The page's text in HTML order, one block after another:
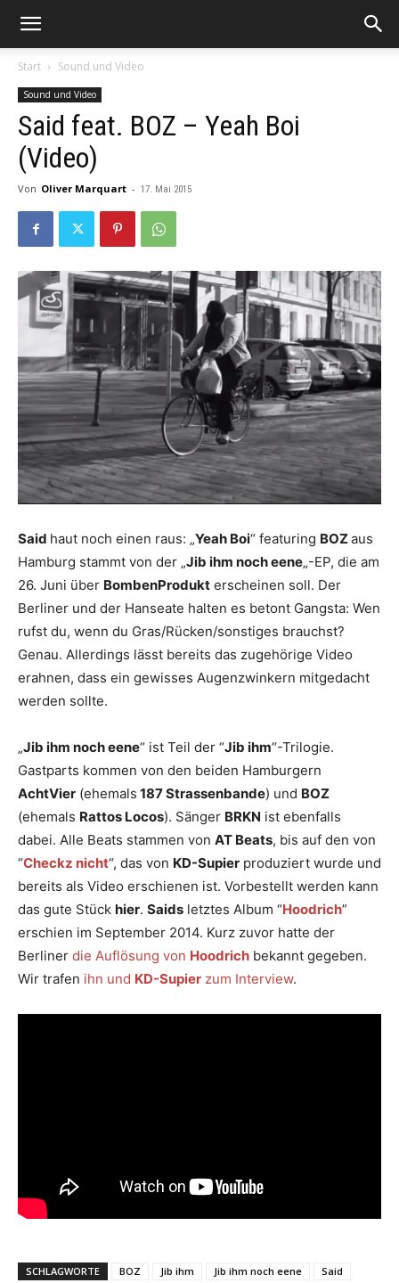
Start Sound und Video
Sound und Video
Said feat. BOZ – Yeah Boi
(Video)
Von Oliver Marquart - 17. Mai 2015
Said haut noch einen raus: „Yeah Boi“ featuring BOZaus
Hamburg stammt von der „Jib ihm noch eene„-EP, die am
26. Juni über BombenProdukt erscheinen soll. Der
Berliner und der Hanseate halten es betont Gangsta: Wen
rufst du, wenn du Gras/Rücken/sonstiges brauchst?
Genau. Allerdings lässt bereits das zugehörige Video
erahnen, dass ein gewisses Augenzwinkern mitgedacht
werden sollte.
„Jib ihm noch eene“ ist Teil der “Jib ihm“-Trilogie.
Gastparts kommen von den beiden Hamburgern
AchtVier (ehemals 187 Strassenbande) und BOZ
(ehemals Rattos Locos). Sänger BRKN ist ebenfalls
dabei. Alle Beats stammen von AT Beats, bis auf den von
“Checkz nicht“, das von KD-Supier produziert wurde und
bereits als Video erschienen ist. Vorbestellt werden kann
das gute Stück hier. Saids letztes Album “Hoodrich”
erschien im September 2014. Kurz zuvor hatte der
Berliner die Auflösung von Hoodrich bekannt gegeben.
Wir trafen ihn und KD-Supier zum Interview.
SCHLAGWORTE BOZ Jib ihm Jib ihm noch eene
Said